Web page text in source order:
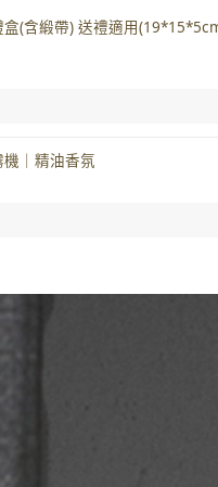
盒(含緞帶) 送禮適用
機｜精油香氛